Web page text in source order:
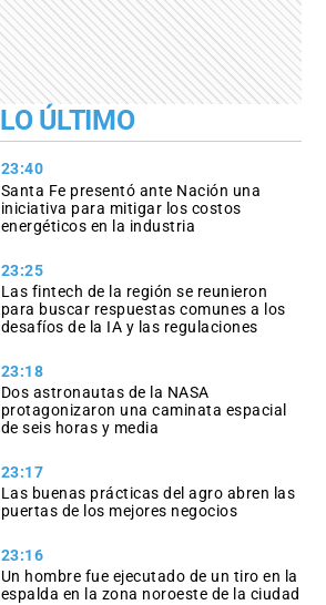
LO ÚLTIMO
23:40
Santa Fe presentó ante Nación una
iniciativa para mitigar los costos
energéticos en la industria
23:25
Las fintech de la región se reunieron
para buscar respuestas comunes a los
desafíos de la IA y las regulaciones
23:18
Dos astronautas de la NASA
protagonizaron una caminata espacial
de seis horas y media
23:17
Las buenas prácticas del agro abren las
puertas de los mejores negocios
23:16
Un hombre fue ejecutado de un tiro en la
espalda en la zona noroeste de la ciudad